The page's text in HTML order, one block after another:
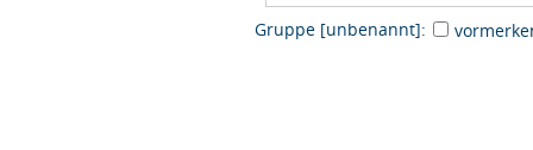
Gruppe [unbenannt]: